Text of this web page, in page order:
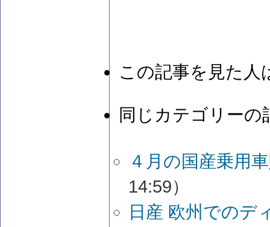
この記事を見た人
同じカテゴリーの
４月の国産乗用
14:59）
日産 欧州でのデ